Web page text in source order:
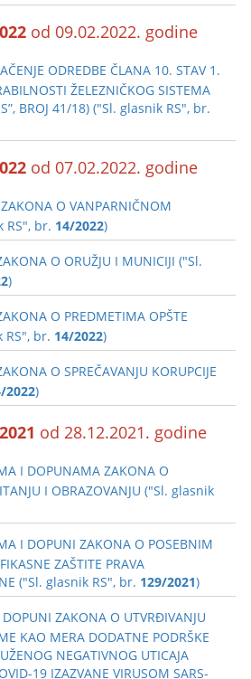
od 09.02.2022. godine
ODREDBE ČLANA 10. STAV 1.
ŽELEZNIČKOG SISTEMA
BROJ 41/18) ("Sl. glasnik RS", br.
od 07.02.2022. godine
O VANPARNIČNOM
RS", br. 14/2022)
O ORUŽJU I MUNICIJI ("Sl.
)
O PREDMETIMA OPŠTE
RS", br. 14/2022)
O SPREČAVANJU KORUPCIJE
2022)
od 28.12.2021. godine
I DOPUNAMA ZAKONA O
I OBRAZOVANJU ("Sl. glasnik
I DOPUNI ZAKONA O POSEBNIM
ZAŠTITE PRAVA
("Sl. glasnik RS", br. 129/2021)
ZAKONA O UTVRĐIVANJU
KAO MERA DODATNE PODRŠKE
NEGATIVNOG UTICAJA
19 IZAZVANE VIRUSOM SARS-